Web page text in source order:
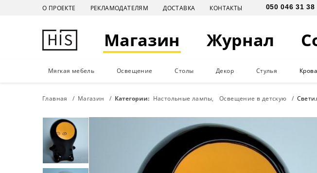
О ПРОЕКТЕ РЕКЛАМОДАТЕЛЯМ ДОСТАВКА КОНТАКТЫ 050 046 31 38
Магазин Журнал
Мягкая мебель Освещение Столы Декор Стулья
Главная Магазин Категории: Настольные лампы Освещение в детскую